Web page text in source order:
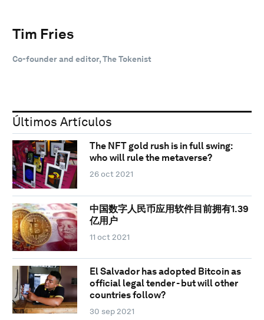
Tim Fries
Co-founder and editor, The Tokenist
Últimos Artículos
The NFT gold rush is in full swing:
who will rule the metaverse?
26 oct 2021
中国数字人民币应用软件目前拥有1.39
亿用户
11 oct 2021
El Salvador has adopted Bitcoin as
official legal tender - but will other
countries follow?
30 sep 2021